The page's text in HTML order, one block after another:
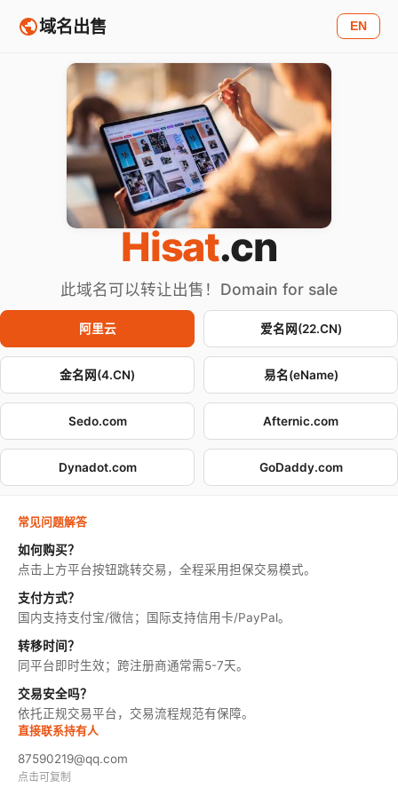
域名出售 EN
Hisat.cn
此域名可以转让出售！Domain for sale
阿里云 爱名网(22.CN)
金名网(4.CN) 易名(eName)
Sedo.com Afternic.com
Dynadot.com GoDaddy.com
常见问题解答
如何购买？
点击上方平台按钮跳转交易，全程采用担保交易模式。
支付方式？
国内支持支付宝/微信；国际支持信用卡/PayPal。
转移时间？
同平台即时生效；跨注册商通常需5-7天。
交易安全吗？
依托正规交易平台，交易流程规范有保障。
直接联系持有人
87590219@qq.com
点击可复制